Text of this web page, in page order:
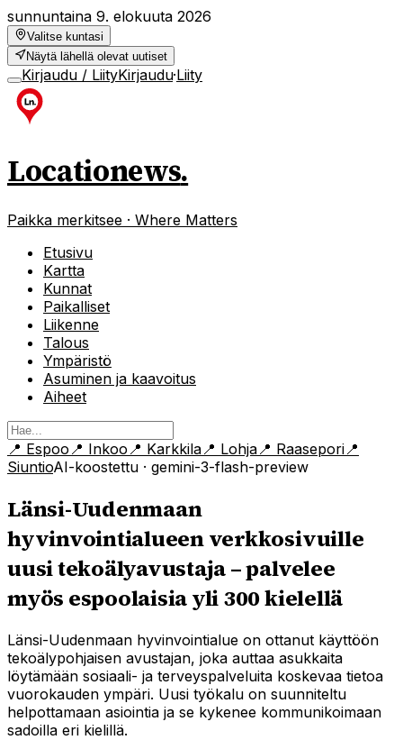
sunnuntaina 9. elokuuta 2026
Valitse kuntasi
Näytä lähellä olevat uutiset
Kirjaudu / LiityKirjaudu·Liity
Locationews.
Paikka merkitsee · Where Matters
Etusivu
Kartta
Kunnat
Paikalliset
Liikenne
Talous
Ympäristö
Asuminen ja kaavoitus
Aiheet
📍 Espoo 📍 Inkoo 📍 Karkkila 📍 Lohja 📍 Raasepori 📍
SiuntioAI-koostettu · gemini-3-flash-preview
Länsi-Uudenmaan
hyvinvointialueen verkkosivuille
uusi tekoälyavustaja – palvelee
myös espoolaisia yli 300 kielellä
Länsi-Uudenmaan hyvinvointialue on ottanut käyttöön
tekoälypohjaisen avustajan, joka auttaa asukkaita
löytämään sosiaali- ja terveyspalveluita koskevaa tietoa
vuorokauden ympäri. Uusi työkalu on suunniteltu
helpottamaan asiointia ja se kykenee kommunikoimaan
sadoilla eri kielillä.